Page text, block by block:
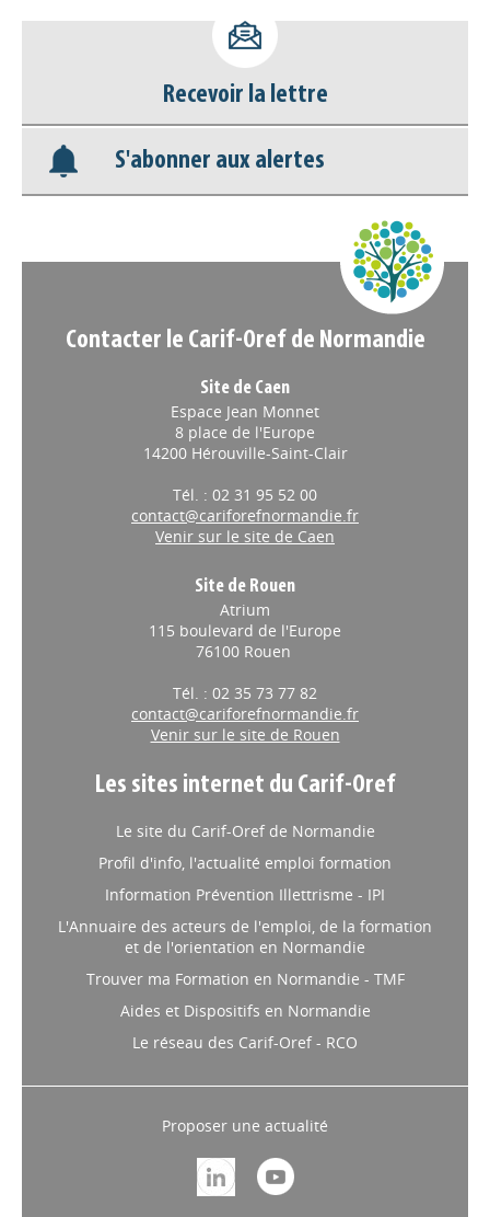
déconnecter)
Base documentaire
Nos veilles Scoop.it
Recevoir la lettre
S'abonner aux alertes
Contacter le Carif-Oref de Normandie
Site de Caen
Espace Jean Monnet
8 place de l'Europe
14200 Hérouville-Saint-Clair
Tél. : 02 31 95 52 00
contact@cariforefnormandie.fr
Venir sur le site de Caen
Site de Rouen
Atrium
115 boulevard de l'Europe
76100 Rouen
Tél. : 02 35 73 77 82
contact@cariforefnormandie.fr
Venir sur le site de Rouen
Les sites internet du Carif-Oref
Le site du Carif-Oref de Normandie
Profil d'info, l'actualité emploi formation
Information Prévention Illettrisme - IPI
L'Annuaire des acteurs de l'emploi, de la formation
et de l'orientation en Normandie
Trouver ma Formation en Normandie - TMF
Aides et Dispositifs en Normandie
Le réseau des Carif-Oref - RCO
Proposer une actualité